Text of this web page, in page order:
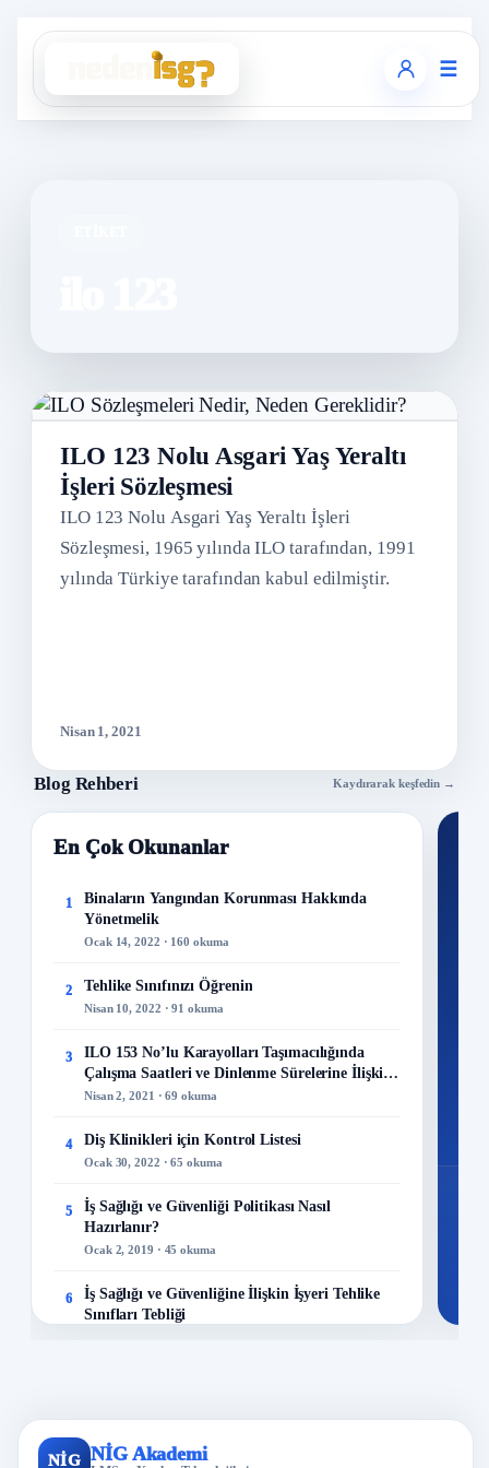
☰
ILO 123 Nolu Asgari Yaş Yeraltı
İşleri Sözleşmesi
ILO 123 Nolu Asgari Yaş Yeraltı İşleri
Sözleşmesi, 1965 yılında ILO tarafından, 1991
yılında Türkiye tarafından kabul edilmiştir.
Nisan 1, 2021
Blog Rehberi Kaydırarak keşfedin →
En Çok Okunanlar
1
Binaların Yangından Korunması Hakkında
Yönetmelik
Ocak 14, 2022 · 160 okuma
2 Tehlike Sınıfınızı Öğrenin
Nisan 10, 2022 · 91 okuma
3
ILO 153 No’lu Karayolları Taşımacılığında
Çalışma Saatleri ve Dinlenme Sürelerine İlişkin
Sözleşme
Nisan 2, 2021 · 69 okuma
4 Diş Klinikleri için Kontrol Listesi
Ocak 30, 2022 · 65 okuma
5
İş Sağlığı ve Güvenliği Politikası Nasıl
Hazırlanır?
Ocak 2, 2019 · 45 okuma
6
İş Sağlığı ve Güvenliğine İlişkin İşyeri Tehlike
Sınıfları Tebliği
8 Elle Yük Taşırken Bunları Yapmayın!
NİG NİG Akademi